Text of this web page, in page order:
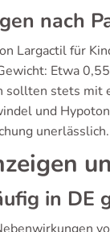
nach
Largactil für
Etwa
stets mit
und
unerlässlich.
in DE